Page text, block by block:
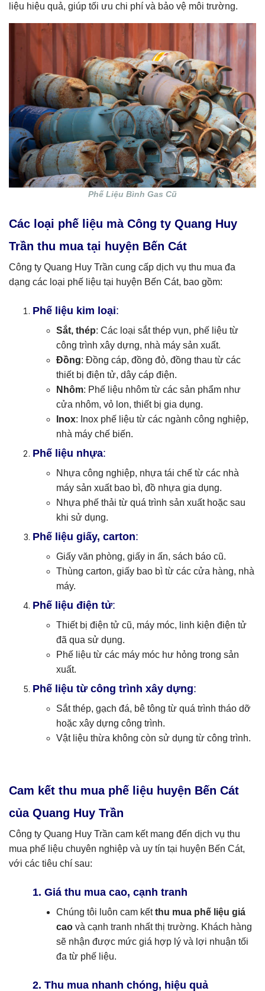
liệu hiệu quả, giúp tối ưu chi phí và bảo vệ môi trường.
Phế Liệu Bình Gas Cũ
Các loại phế liệu mà Công ty Quang Huy
Trần thu mua tại huyện Bến Cát
Công ty Quang Huy Trần cung cấp dịch vụ thu mua đa
dạng các loại phế liệu tại huyện Bến Cát, bao gồm:
Phế liệu kim loại:
Sắt, thép: Các loại sắt thép vụn, phế liệu từ
công trình xây dựng, nhà máy sản xuất.
Đồng: Đồng cáp, đồng đỏ, đồng thau từ các
thiết bị điện tử, dây cáp điện.
Nhôm: Phế liệu nhôm từ các sản phẩm như
cửa nhôm, vỏ lon, thiết bị gia dụng.
Inox: Inox phế liệu từ các ngành công nghiệp,
nhà máy chế biến.
Phế liệu nhựa:
Nhựa công nghiệp, nhựa tái chế từ các nhà
máy sản xuất bao bì, đồ nhựa gia dụng.
Nhựa phế thải từ quá trình sản xuất hoặc sau
khi sử dụng.
Phế liệu giấy, carton:
Giấy văn phòng, giấy in ấn, sách báo cũ.
Thùng carton, giấy bao bì từ các cửa hàng, nhà
máy.
Phế liệu điện tử:
Thiết bị điện tử cũ, máy móc, linh kiện điện tử
đã qua sử dụng.
Phế liệu từ các máy móc hư hỏng trong sản
xuất.
Phế liệu từ công trình xây dựng:
Sắt thép, gạch đá, bê tông từ quá trình tháo dỡ
hoặc xây dựng công trình.
Vật liệu thừa không còn sử dụng từ công trình.
Cam kết thu mua phế liệu huyện Bến Cát
của Quang Huy Trần
Công ty Quang Huy Trần cam kết mang đến dịch vụ thu
mua phế liệu chuyên nghiệp và uy tín tại huyện Bến Cát,
với các tiêu chí sau:
1. Giá thu mua cao, cạnh tranh
Chúng tôi luôn cam kếtthu mua phế liệu giá
cao và cạnh tranh nhất thị trường. Khách hàng
sẽ nhận được mức giá hợp lý và lợi nhuận tối
đa từ phế liệu.
2. Thu mua nhanh chóng, hiệu quả